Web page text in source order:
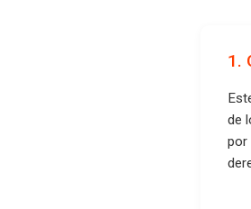
1.
de
por